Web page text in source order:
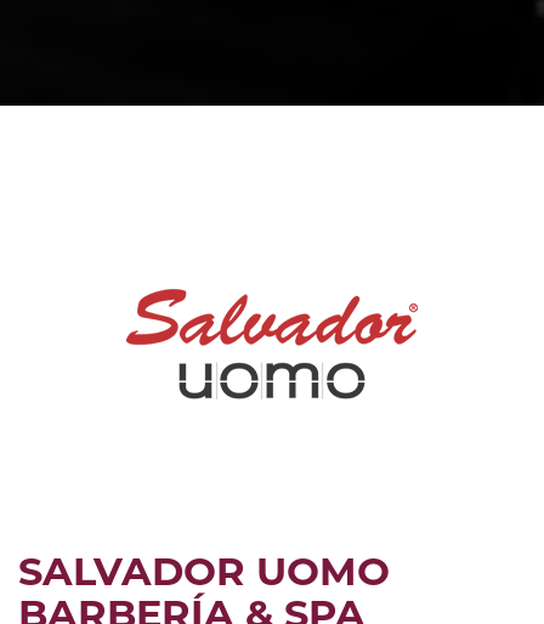
SALVADOR UOMO
BARBERÍA & SPA